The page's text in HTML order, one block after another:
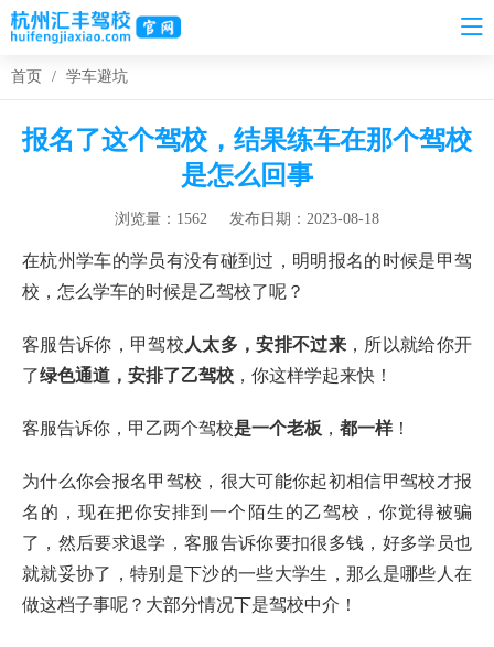
首页 / 学车避坑
报名了这个驾校，结果练车在那个驾校
是怎么回事
浏览量：1562 发布日期：2023-08-18
在杭州学车的学员有没有碰到过，明明报名的时候是甲驾
校，怎么学车的时候是乙驾校了呢？
客服告诉你，甲驾校 人太多，安排不过来 ，所以就给你开
了绿色通道，安排了乙驾校 ，你这样学起来快！
客服告诉你，甲乙两个驾校是一个老板 ， 都一样！
为什么你会报名甲驾校，很大可能你起初相信甲驾校才报
名的，现在把你安排到一个陌生的乙驾校，你觉得被骗
了，然后要求退学，客服告诉你要扣很多钱，好多学员也
就就妥协了，特别是下沙的一些大学生，那么是哪些人在
做这档子事呢？大部分情况下是驾校中介！